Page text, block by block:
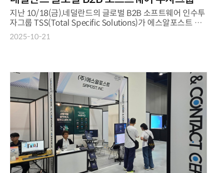
TSS, 에스알포스트 방문
지난 10/18(금),네덜란드의 글로벌 B2B 소프트웨어 인수투
자그룹 TSS(Total Specific Solutions)가 에스알포스트 본
사를 방문했습니다. 이번 방문은 TSS...
2025-10-21